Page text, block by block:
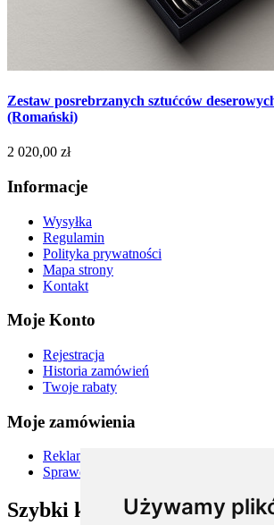
Używamy
Zestaw posrebrzanych sztućców
(Romański)
2 020,00 zł
Informacje
Wysyłka
Regulamin
Polityka prywatności
Mapa strony
Kontakt
Moje Konto
Rejestracja
Historia zamówień
Twoje rabaty
Moje zamówienia
Reklamacje i zwroty
Sprawdź status zamówienia
Szybki kontakt